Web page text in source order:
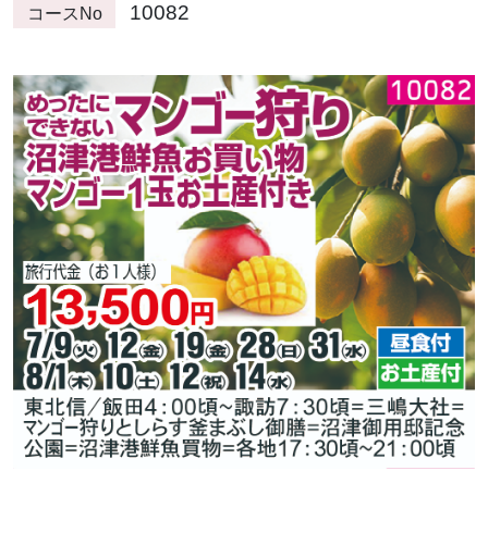
コースNo 10082